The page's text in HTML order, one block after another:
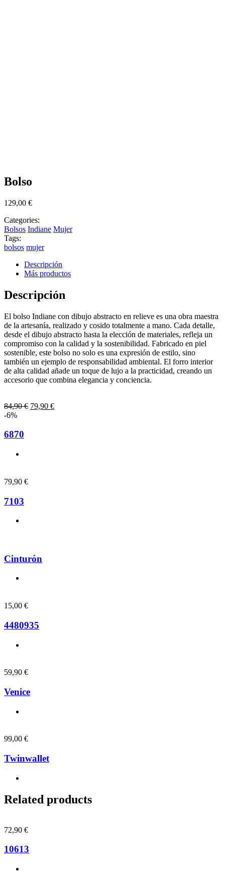
Bolso
129,00 €
Categories:
Bolsos Indiane Mujer
Tags:
bolsos mujer
Descripción
Más productos
Descripción
El bolso Indiane con dibujo abstracto en relieve es una obra maestra
de la artesanía, realizado y cosido totalmente a mano. Cada detalle,
desde el dibujo abstracto hasta la elección de materiales, refleja un
compromiso con la calidad y la sostenibilidad. Fabricado en piel
sostenible, este bolso no solo es una expresión de estilo, sino
también un ejemplo de responsabilidad ambiental. El forro interior
de alta calidad añade un toque de lujo a la practicidad, creando un
accesorio que combina elegancia y conciencia.
84,90€ 79,90 €
-6%
6870
79,90 €
7103
Cinturón
15,00 €
4480935
59,90 €
Venice
99,00 €
Twinwallet
Related products
72,90 €
10613